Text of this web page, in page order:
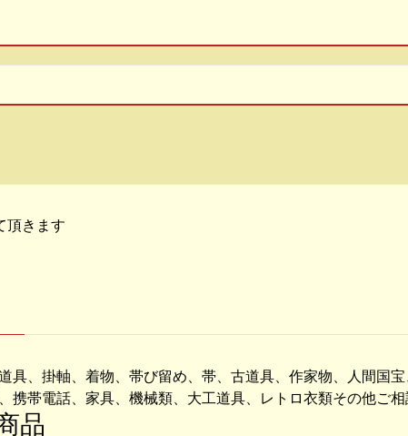
頂きます
具、掛軸、着物、帯び留め、帯、古道具、作家物、人間国
携帯電話、家具、機械類、大工道具、レトロ衣類その他ご相
品